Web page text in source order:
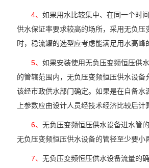
4、 如果用水比较集中、在同一个时
供水保证率要求较高的场所，采用无负压
时，稳流罐的选型应考虑能满足用水高峰
5、 如果安装使用无负压变频恒压供
的管辖范围内，无负压变频恒压供水设备
该经市政供水部门确定。如果是在自备水
上参数应由设计人员经技术经济比较后计
6、 无负压变频恒压供水设备进水管
无负压变频恒压供水设备的管径至少要小
7、 无负压变频恒压供水设备流量的